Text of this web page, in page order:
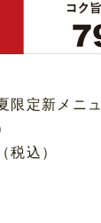
限定新メニ
込）